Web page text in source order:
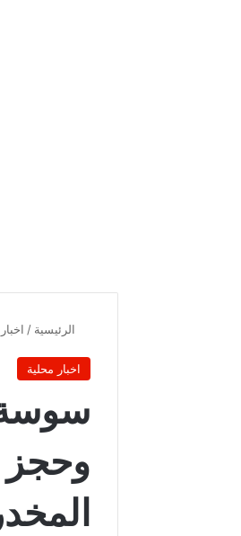
الرئيسية /
اخبار محلية
وحجز